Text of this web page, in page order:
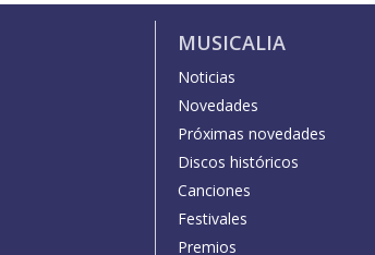
MUSICALIA
Noticias
Novedades
Próximas novedades
Discos históricos
Canciones
Festivales
Premios